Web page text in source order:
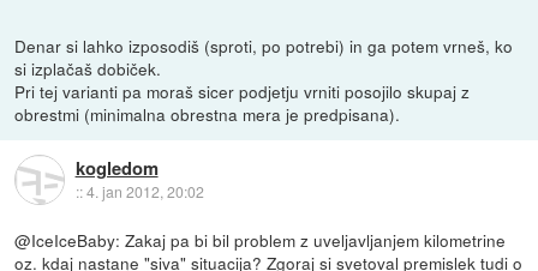
Denar si lahko izposodiš (sproti, po potrebi) in ga potem vrneš, ko
si izplačaš dobiček.
Pri tej varianti pa moraš sicer podjetju vrniti posojilo skupaj z
obrestmi (minimalna obrestna mera je predpisana).
kogledom
::4. jan 2012, 20:02
@IceIceBaby: Zakaj pa bi bil problem z uveljavljanjem kilometrine
oz. kdaj nastane "siva" situacija? Zgoraj si svetoval premislek tudi o